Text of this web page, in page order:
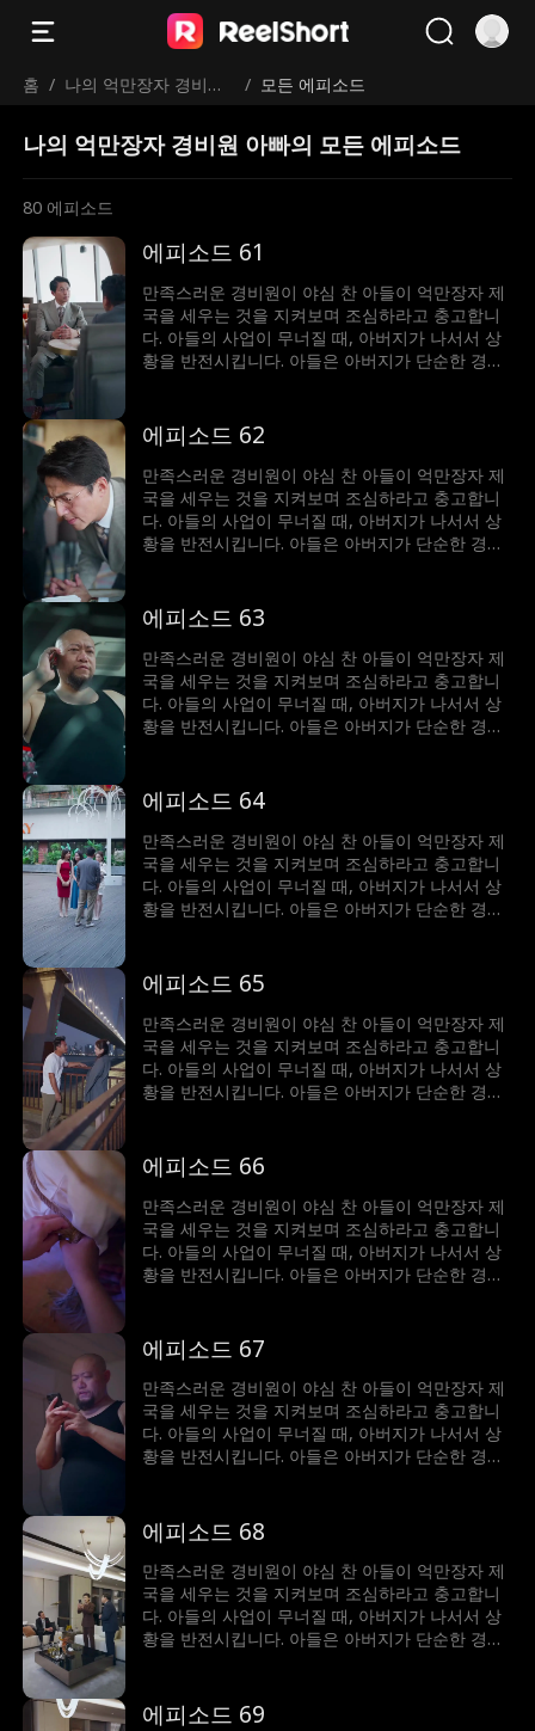
홈 / 나의 억만장자 경비원
/ 모든 에피소드
나의 억만장자 경비원 아빠의 모든 에피소드
80 에피소드
에피소드 61
만족스러운 경비원이 야심 찬 아들이 억만장자 제
국을 세우는 것을 지켜보며 조심하라고 충고합니
다. 아들의 사업이 무너질 때, 아버지가 나서서 상
황을 반전시킵니다. 아들은 아버지가 단순한 경비
에피소드 62
만족스러운 경비원이 야심 찬 아들이 억만장자 제
국을 세우는 것을 지켜보며 조심하라고 충고합니
다. 아들의 사업이 무너질 때, 아버지가 나서서 상
황을 반전시킵니다. 아들은 아버지가 단순한 경비
에피소드 63
만족스러운 경비원이 야심 찬 아들이 억만장자 제
국을 세우는 것을 지켜보며 조심하라고 충고합니
다. 아들의 사업이 무너질 때, 아버지가 나서서 상
황을 반전시킵니다. 아들은 아버지가 단순한 경비
에피소드 64
만족스러운 경비원이 야심 찬 아들이 억만장자 제
국을 세우는 것을 지켜보며 조심하라고 충고합니
다. 아들의 사업이 무너질 때, 아버지가 나서서 상
황을 반전시킵니다. 아들은 아버지가 단순한 경비
에피소드 65
만족스러운 경비원이 야심 찬 아들이 억만장자 제
국을 세우는 것을 지켜보며 조심하라고 충고합니
다. 아들의 사업이 무너질 때, 아버지가 나서서 상
황을 반전시킵니다. 아들은 아버지가 단순한 경비
에피소드 66
만족스러운 경비원이 야심 찬 아들이 억만장자 제
국을 세우는 것을 지켜보며 조심하라고 충고합니
다. 아들의 사업이 무너질 때, 아버지가 나서서 상
황을 반전시킵니다. 아들은 아버지가 단순한 경비
에피소드 67
만족스러운 경비원이 야심 찬 아들이 억만장자 제
국을 세우는 것을 지켜보며 조심하라고 충고합니
다. 아들의 사업이 무너질 때, 아버지가 나서서 상
황을 반전시킵니다. 아들은 아버지가 단순한 경비
에피소드 68
만족스러운 경비원이 야심 찬 아들이 억만장자 제
국을 세우는 것을 지켜보며 조심하라고 충고합니
다. 아들의 사업이 무너질 때, 아버지가 나서서 상
황을 반전시킵니다. 아들은 아버지가 단순한 경비
에피소드 69